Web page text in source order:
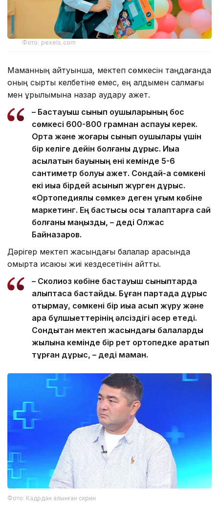
Фото: pexels.com
Маманның айтуынша, мектеп сөмкесін таңдағанда
оның сыртқы келбетіне емес, ең алдымен салмағы
мен құрылымына назар аудару қажет.
– Бастауыш сынып оқушыларының бос
сөмкесі 600-800 грамнан аспауы керек.
Орта және жоғары сынып оқушылары үшін
бір келіге дейін болғаны дұрыс. Иыққа
асылатын бауының ені кемінде 5-6
сантиметр болуы қажет. Сондай-ақ сөмкені
екі иыққа бірдей асынып жүрген дұрыс.
«Ортопедиялық сөмке» деген ұғым көбіне
маркетинг. Ең бастысы осы талаптарға сай
болғаны маңызды, – деді Олжас
Байназаров.
Дәрігер мектеп жасындағы балалар арасында
омыртқа қисаюы жиі кездесетінін айтты.
– Сколиоз көбіне бастауыш сыныптарда
қалыптаса бастайды. Бұған партада дұрыс
отырмау, сөмкені бір иыққа асып жүру және
арқа бұлшықеттерінің әлсіздігі әсер етеді.
Сондықтан мектеп жасындағы балаларды
жылына кемінде бір рет ортопедке қаратып
тұрған дұрыс, – деді маман.
Фото: Кадрдан алынған скрин